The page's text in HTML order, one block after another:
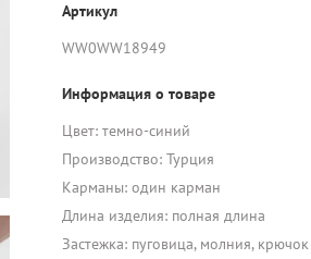
Артикул
WW0WW18949
Информация о товаре
Цвет: темно-синий
Производство: Турция
Карманы: один карман
Длина изделия: полная длина
Застежка: пуговица, молния, крючок